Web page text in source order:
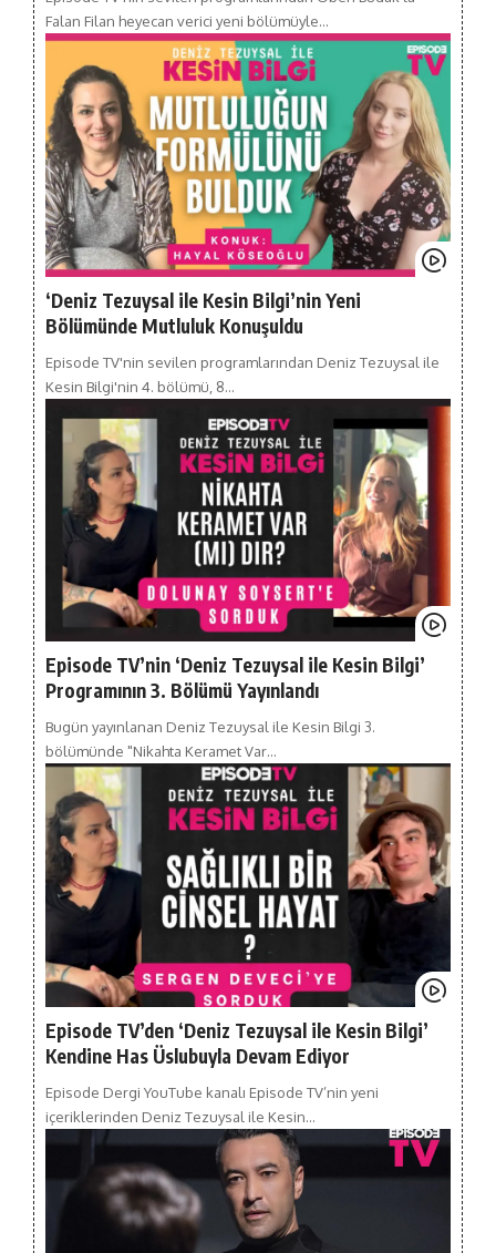
Falan Filan heyecan verici yeni bölümüyle…
‘Deniz Tezuysal ile Kesin Bilgi’nin Yeni
Bölümünde Mutluluk Konuşuldu
Episode TV'nin sevilen programlarından Deniz Tezuysal ile
Kesin Bilgi'nin 4. bölümü, 8…
Episode TV’nin ‘Deniz Tezuysal ile Kesin Bilgi’
Programının 3. Bölümü Yayınlandı
Bugün yayınlanan Deniz Tezuysal ile Kesin Bilgi 3.
bölümünde "Nikahta Keramet Var…
Episode TV’den ‘Deniz Tezuysal ile Kesin Bilgi’
Kendine Has Üslubuyla Devam Ediyor
Episode Dergi YouTube kanalı Episode TV’nin yeni
içeriklerinden Deniz Tezuysal ile Kesin…